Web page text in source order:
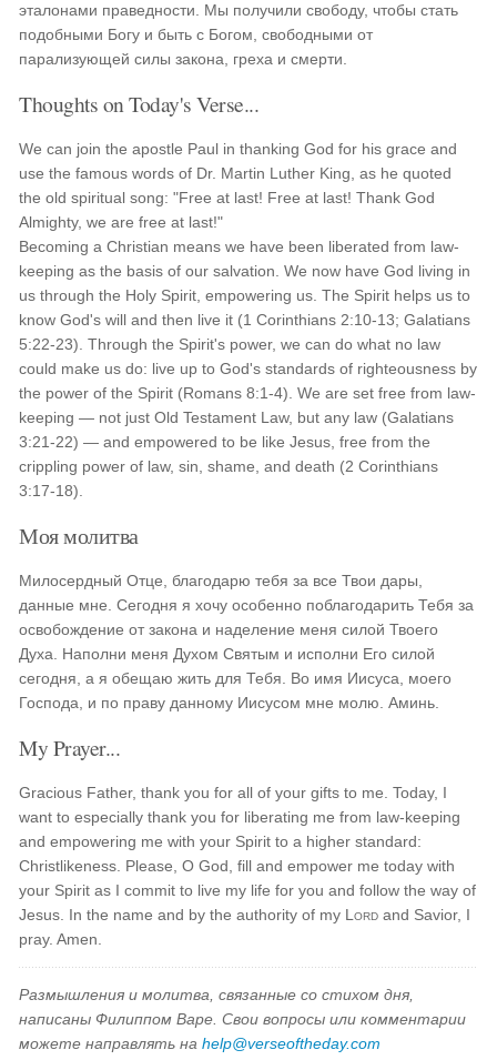
эталонами праведности. Мы получили свободу, чтобы стать
подобными Богу и быть с Богом, свободными от
парализующей силы закона, греха и смерти.
Thoughts on Today's Verse...
We can join the apostle Paul in thanking God for his grace and
use the famous words of Dr. Martin Luther King, as he quoted
the old spiritual song: "Free at last! Free at last! Thank God
Almighty, we are free at last!"
Becoming a Christian means we have been liberated from law-
keeping as the basis of our salvation. We now have God living in
us through the Holy Spirit, empowering us. The Spirit helps us to
know God's will and then live it (1 Corinthians 2:10-13; Galatians
5:22-23). Through the Spirit's power, we can do what no law
could make us do: live up to God's standards of righteousness by
the power of the Spirit (Romans 8:1-4). We are set free from law-
keeping — not just Old Testament Law, but any law (Galatians
3:21-22) — and empowered to be like Jesus, free from the
crippling power of law, sin, shame, and death (2 Corinthians
3:17-18).
Моя молитва
Милосердный Отце, благодарю тебя за все Твои дары,
данные мне. Сегодня я хочу особенно поблагодарить Тебя за
освобождение от закона и наделение меня силой Твоего
Духа. Наполни меня Духом Святым и исполни Его силой
сегодня, а я обещаю жить для Тебя. Во имя Иисуса, моего
Господа, и по праву данному Иисусом мне молю. Аминь.
My Prayer...
Gracious Father, thank you for all of your gifts to me. Today, I
want to especially thank you for liberating me from law-keeping
and empowering me with your Spirit to a higher standard:
Christlikeness. Please, O God, fill and empower me today with
your Spirit as I commit to live my life for you and follow the way of
Jesus. In the name and by the authority of my Lord and Savior, I
pray. Amen.
Размышления и молитва, связанные со стихом дня,
написаны Филиппом Варе. Свои вопросы или комментарии
можете направлять наhelp@verseoftheday.com